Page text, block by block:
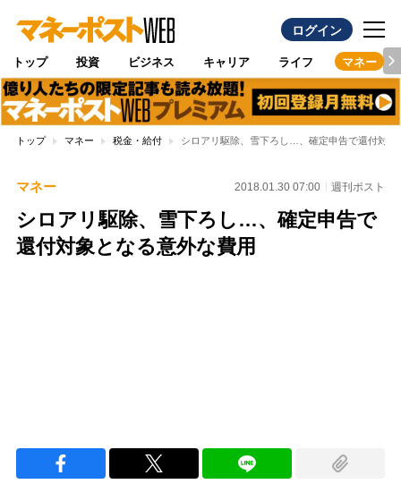
ログイン
トップ 投資 ビジネス キャリア ライフ マネー
トップ マネー 税金・給付 シロアリ駆除、雪下ろし…、確定申告で還付対象
マネー 2018.01.30 07:00 週刊ポスト
シロアリ駆除、雪下ろし…、確定申告で
還付対象となる意外な費用